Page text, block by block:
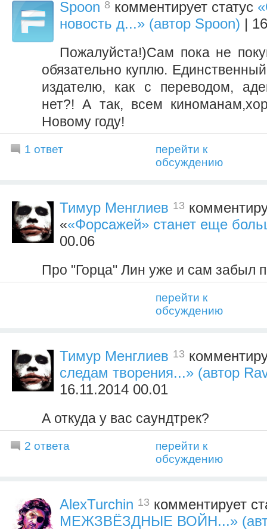
Spoon 8 комментирует статус
новость д...» (автор Spoon) |
Пожалуйста!)Сам пока не
обязательно куплю.
издателю, как с переводом,
нет?! А так, всем
Новому году!
1 ответ
перейти к
обсуждению
Тимур Менглиев 13
««Форсажей» станет еще
00.06
Про "Горца" Лин уже и сам забыл
перейти к
обсуждению
Тимур Менглиев 13
следам творения...» (автор
16.11.2014 00.01
А откуда у вас саундтрек?
2 ответа
перейти к
обсуждению
AlexTurchin 13 комментирует
МЕЖЗВЁЗДНЫЕ ВОЙН...»